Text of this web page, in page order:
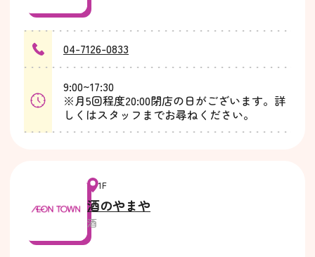
04-7126-0833
9:00~17:30
※月5回程度20:00閉店の日がございます。詳
しくはスタッフまでお尋ねください。
1F
酒のやまや
酒